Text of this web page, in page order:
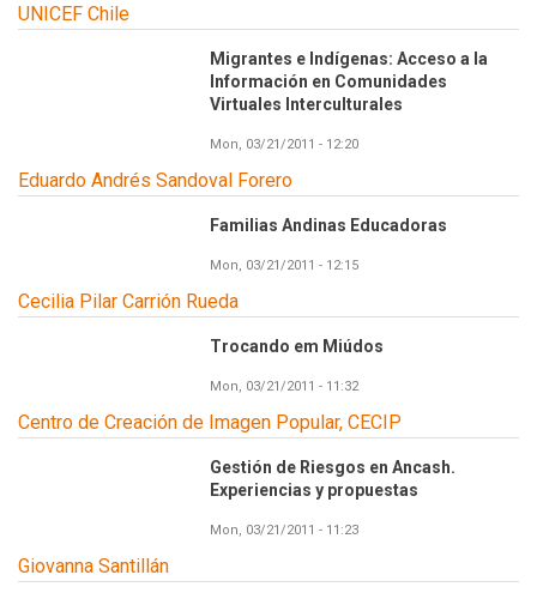
UNICEF Chile
Migrantes e Indígenas: Acceso a la
Información en Comunidades
Virtuales Interculturales
Mon, 03/21/2011 - 12:20
Eduardo Andrés Sandoval Forero
Familias Andinas Educadoras
Mon, 03/21/2011 - 12:15
Cecilia Pilar Carrión Rueda
Trocando em Miúdos
Mon, 03/21/2011 - 11:32
Centro de Creación de Imagen Popular, CECIP
Gestión de Riesgos en Ancash.
Experiencias y propuestas
Mon, 03/21/2011 - 11:23
Giovanna Santillán